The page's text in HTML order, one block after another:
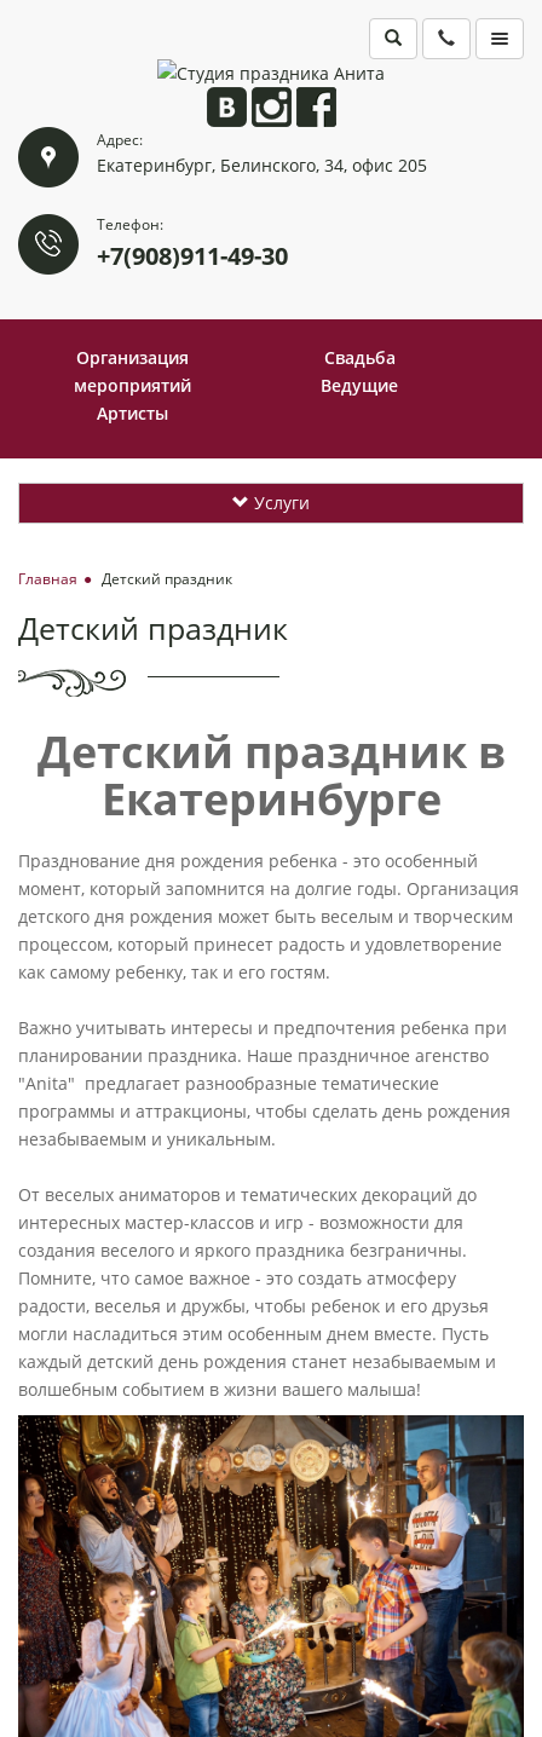
ПОРТФОЛИО
КОНТАКТЫ
Адрес:
Екатеринбург, Белинского, 34, офис 205
Телефон:
+7(908)911-49-30
Организация
мероприятий
Свадьба
Ведущие
Артисты
Услуги
Главная Детский праздник
Детский праздник
Детский праздник в
Екатеринбурге
Празднование дня рождения ребенка - это особенный
момент, который запомнится на долгие годы. Организация
детского дня рождения может быть веселым и творческим
процессом, который принесет радость и удовлетворение
как самому ребенку, так и его гостям.
Важно учитывать интересы и предпочтения ребенка при
планировании праздника. Наше праздничное агенство
"Anita" предлагает разнообразные тематические
программы и аттракционы, чтобы сделать день рождения
незабываемым и уникальным.
От веселых аниматоров и тематических декораций до
интересных мастер-классов и игр - возможности для
создания веселого и яркого праздника безграничны.
Помните, что самое важное - это создать атмосферу
радости, веселья и дружбы, чтобы ребенок и его друзья
могли насладиться этим особенным днем вместе. Пусть
каждый детский день рождения станет незабываемым и
волшебным событием в жизни вашего малыша!